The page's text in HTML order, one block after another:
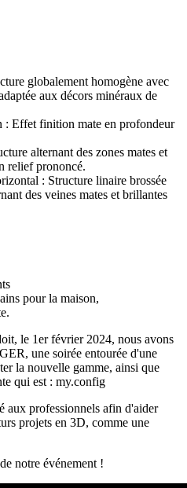
globalement homogène avec
aux décors minéraux de
: Effet finition mate en profondeur
alternant des zones mates et
relief prononcé.
: Structure linaire brossée
des veines mates et brillantes
pour la maison,
le 1er février 2024, nous avons
une soirée entourée d'une
la nouvelle gamme, ainsi que
qui est : my.config
aux professionnels afin d'aider
projets en 3D, comme une
notre événement !